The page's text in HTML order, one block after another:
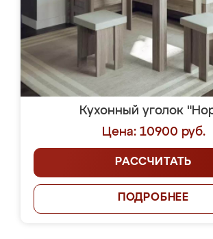
Кухонный уголок
Цена: 10900 руб.
РАССЧИТАТЬ
ПОДРОБНЕЕ